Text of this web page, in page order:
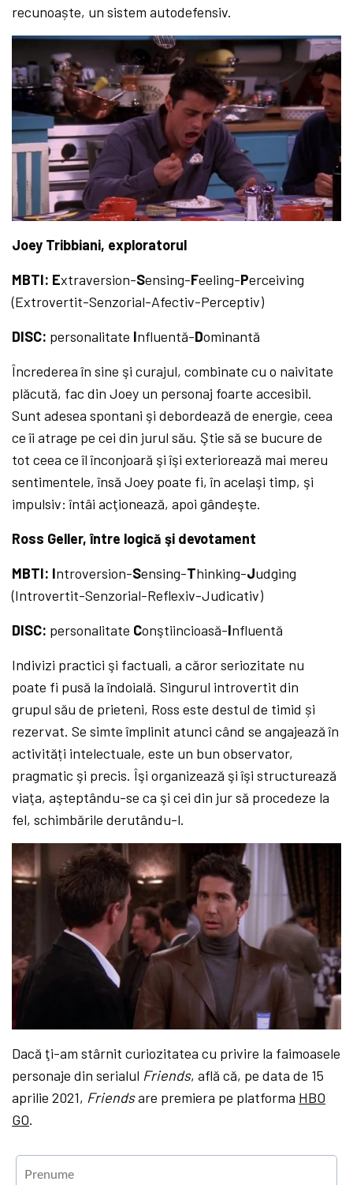
recunoaște, un sistem autodefensiv.
Joey Tribbiani, exploratorul
MBTI: Extraversion-Sensing-Feeling-Perceiving
(Extrovertit-Senzorial-Afectiv-Perceptiv)
DISC: personalitate Influentă-Dominantă
Încrederea în sine şi curajul, combinate cu o naivitate
plăcută, fac din Joey un personaj foarte accesibil.
Sunt adesea spontani şi debordează de energie, ceea
ce îi atrage pe cei din jurul său. Ştie să se bucure de
tot ceea ce îl înconjoară şi îşi exteriorează mai mereu
sentimentele, însă Joey poate fi, în acelaşi timp, şi
impulsiv: întâi acţionează, apoi gândeşte.
Ross Geller, între logică şi devotament
MBTI: Introversion-Sensing-Thinking-Judging
(Introvertit-Senzorial-Reflexiv-Judicativ)
DISC: personalitate Conştiincioasă-Influentă
Indivizi practici şi factuali, a căror seriozitate nu
poate fi pusă la îndoială. Singurul introvertit din
grupul său de prieteni, Ross este destul de timid și
rezervat. Se simte împlinit atunci când se angajează în
activități intelectuale, este un bun observator,
pragmatic şi precis. Îşi organizează şi îşi structurează
viaţa, aşteptându-se ca şi cei din jur să procedeze la
fel, schimbările derutându-l.
Dacă ţi-am stârnit curiozitatea cu privire la faimoasele
personaje din serialul Friends, află că, pe data de 15
aprilie 2021, Friendsare premiera pe platforma HBO
GO.